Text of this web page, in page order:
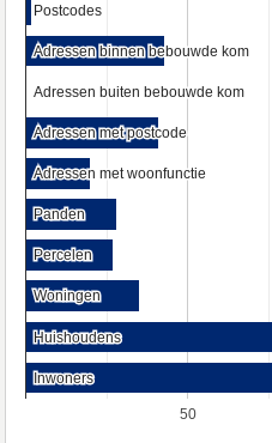
50
Postcodes
Postcodes
Adressen binnen bebouwde kom
Adressen binnen bebouwde kom
Adressen buiten bebouwde kom
Adressen buiten bebouwde kom
Adressen met postcode
Adressen met postcode
Adressen met woonfunctie
Adressen met woonfunctie
Panden
Panden
Percelen
Percelen
Woningen
Woningen
Huishoudens
Huishoudens
Inwoners
Inwoners